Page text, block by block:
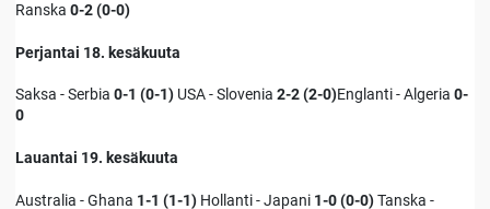
Ranska 0-2 (0-0)
Perjantai 18. kesäkuuta
Saksa - Serbia 0-1 (0-1) USA - Slovenia 2-2 (2-0)Englanti - Algeria 0-
0
Lauantai 19. kesäkuuta
Australia - Ghana 1-1 (1-1) Hollanti - Japani 1-0 (0-0)Tanska -